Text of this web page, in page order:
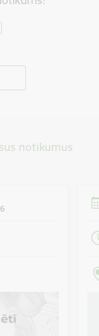
notikumus